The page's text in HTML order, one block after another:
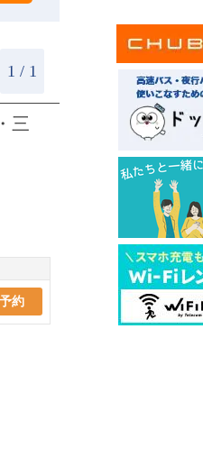
1 / 1
三
予約